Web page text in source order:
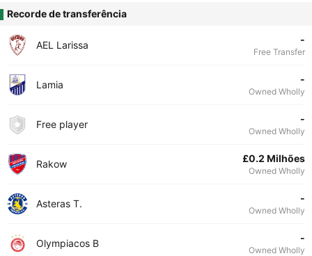
Recorde de transferência
AEL Larissa -
Free Transfer
Lamia -
Owned Wholly
Free player -
Owned Wholly
Rakow £0.2 Milhões
Owned Wholly
Asteras T. -
Owned Wholly
Olympiacos B -
Owned Wholly